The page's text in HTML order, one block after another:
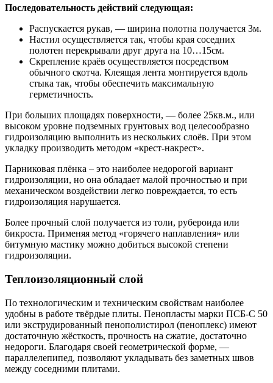
Последовательность действий следующая:
Распускается рукав, — ширина полотна получается 3м.
Настил осуществляется так, чтобы края соседних
полотен перекрывали друг друга на 10…15см.
Скрепление краёв осуществляется посредством
обычного скотча. Клеящая лента монтируется вдоль
стыка так, чтобы обеспечить максимальную
герметичность.
При больших площадях поверхности, — более 25кв.м., или
высоком уровне подземных грунтовых вод целесообразно
гидроизоляцию выполнить из нескольких слоёв. При этом
укладку производить методом «крест-накрест».
Парниковая плёнка – это наиболее недорогой вариант
гидроизоляции, но она обладает малой прочностью и при
механическом воздействии легко повреждается, то есть
гидроизоляция нарушается.
Более прочный слой получается из толи, рубероида или
бикроста. Применяя метод «горячего наплавления» или
битумную мастику можно добиться высокой степени
гидроизоляции.
Теплоизоляционный слой
По технологическим и техническим свойствам наиболее
удобны в работе твёрдые плиты. Пенопласты марки ПСБ-С 50
или экструдированный пенополистирол (пеноплекс) имеют
достаточную жёсткость, прочность на сжатие, достаточно
недороги. Благодаря своей геометрической форме, —
параллелепипед, позволяют укладывать без заметных швов
между соседними плитами.